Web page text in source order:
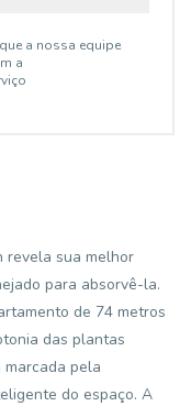
a nossa equipe
a
revela sua melhor
para absorvê-la.
de 74 metros
das plantas
pela
do espaço. A